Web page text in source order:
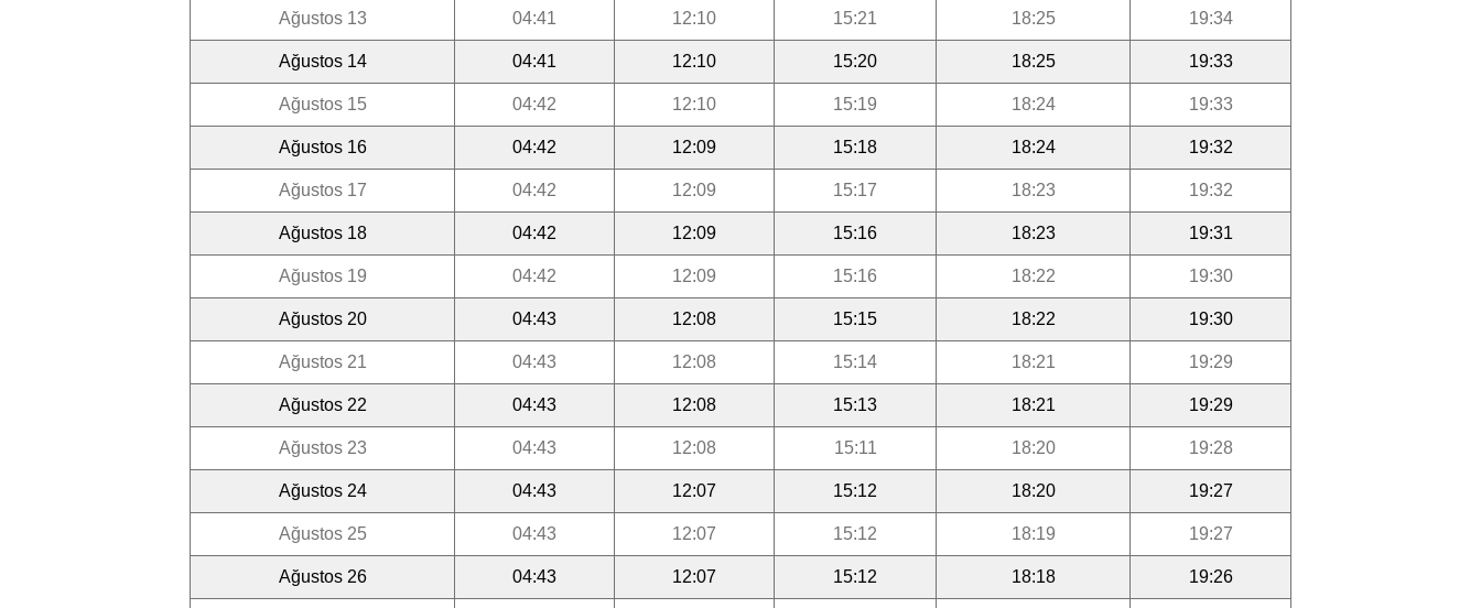
Ağustos 13 04:41 12:10 15:21 18:25 19:34
Ağustos 14 04:41 12:10 15:20 18:25 19:33
Ağustos 15 04:42 12:10 15:19 18:24 19:33
Ağustos 16 04:42 12:09 15:18 18:24 19:32
Ağustos 17 04:42 12:09 15:17 18:23 19:32
Ağustos 18 04:42 12:09 15:16 18:23 19:31
Ağustos 19 04:42 12:09 15:16 18:22 19:30
Ağustos 20 04:43 12:08 15:15 18:22 19:30
Ağustos 21 04:43 12:08 15:14 18:21 19:29
Ağustos 22 04:43 12:08 15:13 18:21 19:29
Ağustos 23 04:43 12:08 15:11 18:20 19:28
Ağustos 24 04:43 12:07 15:12 18:20 19:27
Ağustos 25 04:43 12:07 15:12 18:19 19:27
Ağustos 26 04:43 12:07 15:12 18:18 19:26